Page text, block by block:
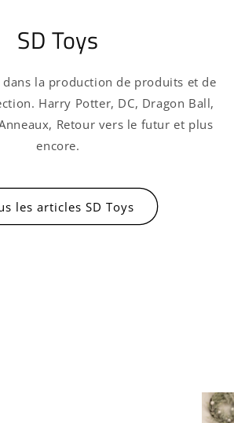
SD Toys
dans la production de produits et de
Harry Potter, DC, Dragon Ball,
Retour vers le futur et plus
encore.
les articles SD Toys
précédemment enregistrés.